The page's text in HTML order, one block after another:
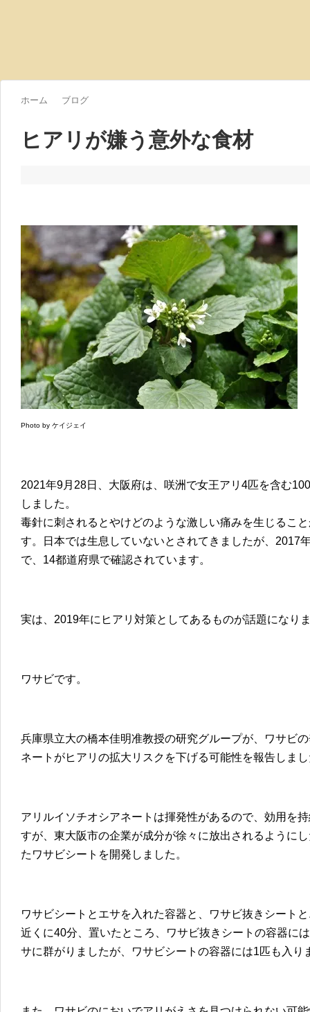
ホーム ブログ
ヒアリが嫌う意外な食材
Photo by ケイジェイ
2021年9月28日、大阪府は、咲洲で女王アリ4匹を含む
しました。
毒針に刺されるとやけどのような激しい痛みを生じるこ
す。日本では生息していないとされてきましたが、2017
で、14都道府県で確認されています。
実は、2019年にヒアリ対策としてあるものが話題になり
ワサビです。
兵庫県立大の橋本佳明准教授の研究グループが、ワサビ
ネートがヒアリの拡大リスクを下げる可能性を報告しま
アリルイソチオシアネートは揮発性があるので、効用を
すが、東大阪市の企業が成分が徐々に放出されるように
たワサビシートを開発しました。
ワサビシートとエサを入れた容器と、ワサビ抜きシート
近くに40分、置いたところ、ワサビ抜きシートの容器に
サに群がりましたが、ワサビシートの容器には1匹も入り